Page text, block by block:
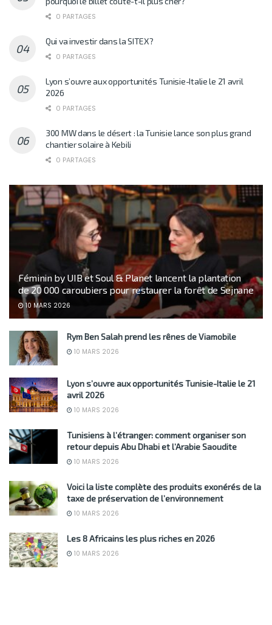
0 PARTAGES
Qui va investir dans la SITEX?
0 PARTAGES
Lyon s’ouvre aux opportunités Tunisie-Italie le 21 avril
2026
0 PARTAGES
300 MW dans le désert : la Tunisie lance son plus grand
chantier solaire à Kebili
0 PARTAGES
Féminin by UIB et Soul & Planet lancent la plantation
de 20 000 caroubiers pour restaurer la forêt de Sejnane
10 MARS 2026
Rym Ben Salah prend les rênes de Viamobile
10 MARS 2026
Lyon s’ouvre aux opportunités Tunisie-Italie le 21
avril 2026
10 MARS 2026
Tunisiens à l’étranger: comment organiser son
retour depuis Abu Dhabi et l’Arabie Saoudite
10 MARS 2026
Voici la liste complète des produits exonérés de la
taxe de préservation de l’environnement
10 MARS 2026
Les 8 Africains les plus riches en 2026
10 MARS 2026